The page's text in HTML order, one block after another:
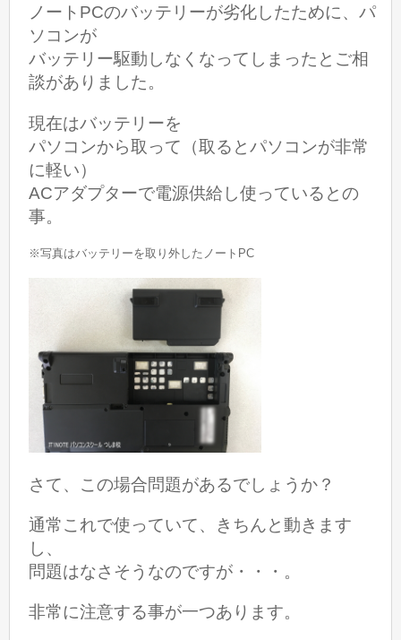
ノートPCのバッテリーが劣化したために、パ
ソコンが
バッテリー駆動しなくなってしまったとご相
談がありました。
現在はバッテリーを
パソコンから取って（取るとパソコンが非常
に軽い）
ACアダプターで電源供給し使っているとの
事。
※写真はバッテリーを取り外したノートPC
さて、この場合問題があるでしょうか？
通常これで使っていて、きちんと動きます
し、
問題はなさそうなのですが・・・。
非常に注意する事が一つあります。